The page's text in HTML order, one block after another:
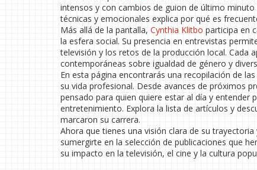
intensos y con cambios de guion de último
técnicas y emocionales explica por qué es
Más allá de la pantalla, Cynthia Klitbo participa en
la esfera social. Su presencia en entrevistas
televisión y los retos de la producción local. Cada
contemporáneas sobre igualdad de género y
En esta página encontrarás una recopilación de
su vida profesional. Desde avances de próximos
pensado para quien quiere estar al día y entender
entretenimiento. Explora la lista de artículos y
marcaron su carrera.
Ahora que tienes una visión clara de su
sumergirte en la selección de publicaciones que
su impacto en la televisión, el cine y la cultura